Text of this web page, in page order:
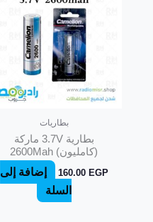
بطاريات
بطارية 3.7V ماركة
(كامليون) 2600Mah
160.00 EGP
إضافة إلى
السلة